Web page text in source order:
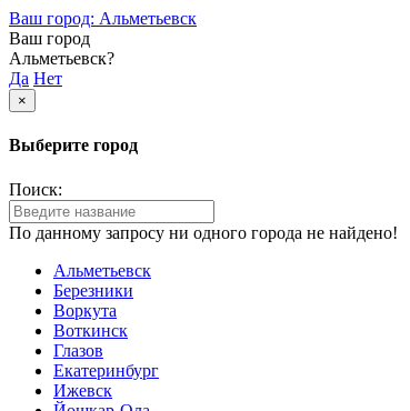
Ваш город: Альметьевск
Ваш город
Альметьевск?
Да Нет
×
Выберите город
Поиск:
По данному запросу ни одного города не найдено!
Альметьевск
Березники
Воркута
Воткинск
Глазов
Екатеринбург
Ижевск